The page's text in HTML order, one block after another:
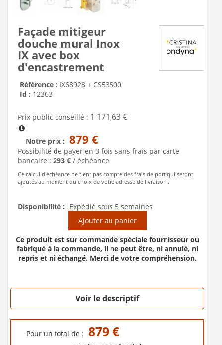
Façade mitigeur
douche mural Inox
IX avec box
d'encastrement
Référence : IX68928 + CS53500
Id : 12363
Prix public conseillé : 1 171,63 €
Notre prix : 879 €
Possibilité de payer en 3 fois sans frais par carte
bancaire : 293 € / échéance
Ce calcul d'échéance ne tient pas compte des frais de port qui seront
ajoutés au moment du choix de votre adresse de livraison .
Disponibilité : Expédié sous 5 semaines
Ajouter au panier
Ce produit est sur commande spéciale fournisseur ou
fabriqué à la commande, il ne peut être, ni annulé, ni
repris et ni échangé. Merci de votre compréhension.
Voir le descriptif
Pour un total de : 879 €